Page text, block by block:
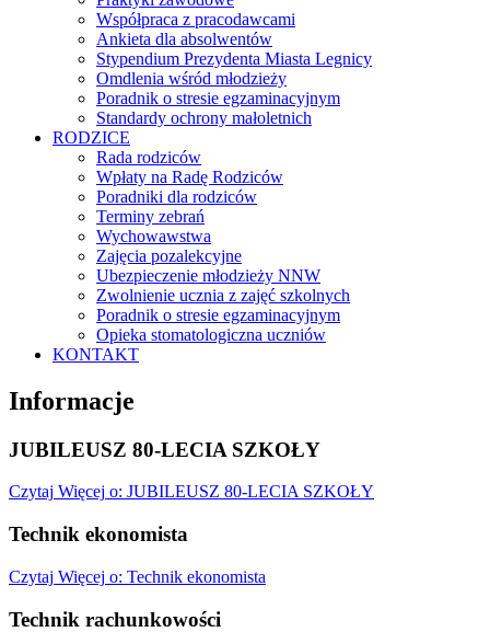
Współpraca z pracodawcami
Ankieta dla absolwentów
Stypendium Prezydenta Miasta Legnicy
Omdlenia wśród młodzieży
Poradnik o stresie egzaminacyjnym
Standardy ochrony małoletnich
RODZICE
Rada rodziców
Wpłaty na Radę Rodziców
Poradniki dla rodziców
Terminy zebrań
Wychowawstwa
Zajęcia pozalekcyjne
Ubezpieczenie młodzieży NNW
Zwolnienie ucznia z zajęć szkolnych
Poradnik o stresie egzaminacyjnym
Opieka stomatologiczna uczniów
KONTAKT
Informacje
JUBILEUSZ 80-LECIA SZKOŁY
Czytaj Więcej o: JUBILEUSZ 80-LECIA SZKOŁY
Technik ekonomista
Czytaj Więcej o: Technik ekonomista
Technik rachunkowości